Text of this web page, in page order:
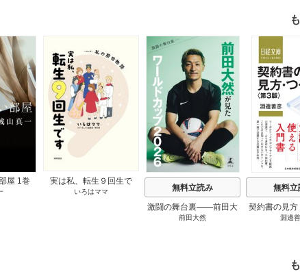
屋 1巻
実は私、転生９回生で
す マンガ 私の前世物
いろはママ
無料立読み
激闘の舞台裏――前田大
然が見たワールドカップ
前田大然
無料立
契約書の見
＜第３版
淵邊